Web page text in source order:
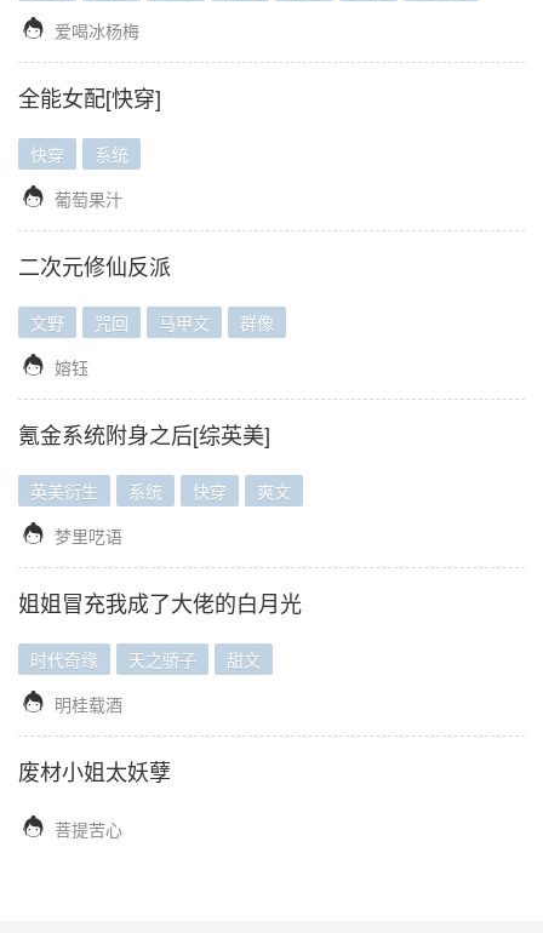
 爱喝冰杨梅
全能女配[快穿]
快穿 系统
 葡萄果汁
二次元修仙反派
文野 咒回 马甲文 群像
 嫆钰
氪金系统附身之后[综英美]
英美衍生 系统 快穿 爽文
 梦里呓语
姐姐冒充我成了大佬的白月光
时代奇缘 天之骄子 甜文
 明桂载酒
废材小姐太妖孽
 菩提苦心